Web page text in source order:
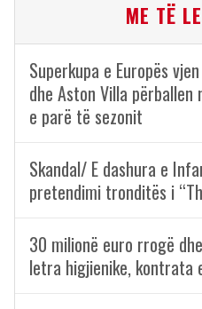
ME TË
Superkupa e Europës
dhe Aston Villa
e parë të sezonit
Skandal/ E dashura e
pretendimi tronditës i
30 milionë euro rrogë
letra higjienike, kontrata